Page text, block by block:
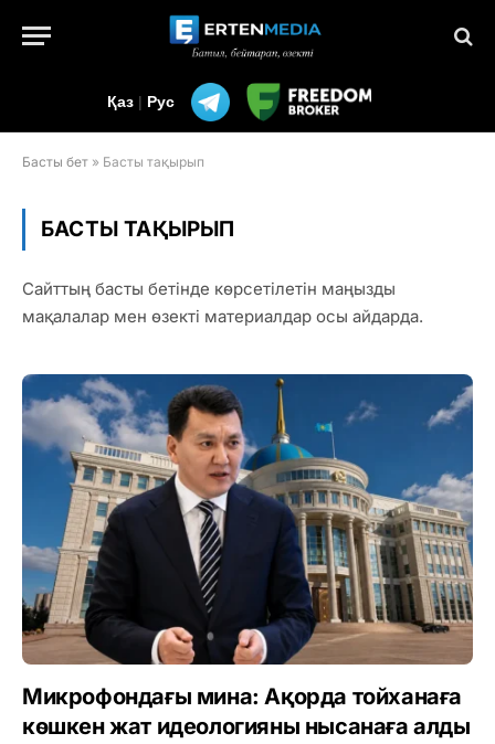
Қаз | Рус
Басты бет » Басты тақырып
БАСТЫ ТАҚЫРЫП
Сайттың басты бетінде көрсетілетін маңызды
мақалалар мен өзекті материалдар осы айдарда.
Микрофондағы мина: Ақорда тойханаға
көшкен жат идеологияны нысанаға алды